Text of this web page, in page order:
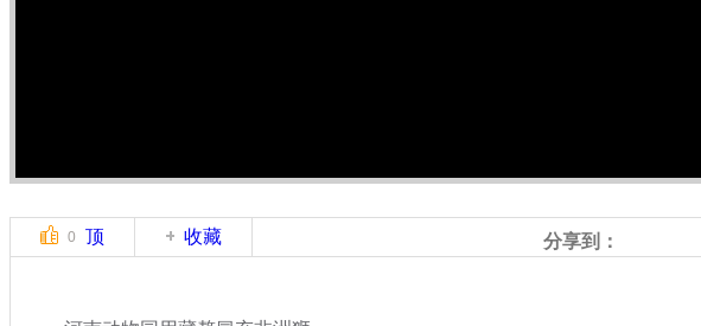
0 顶 收藏 分享到：